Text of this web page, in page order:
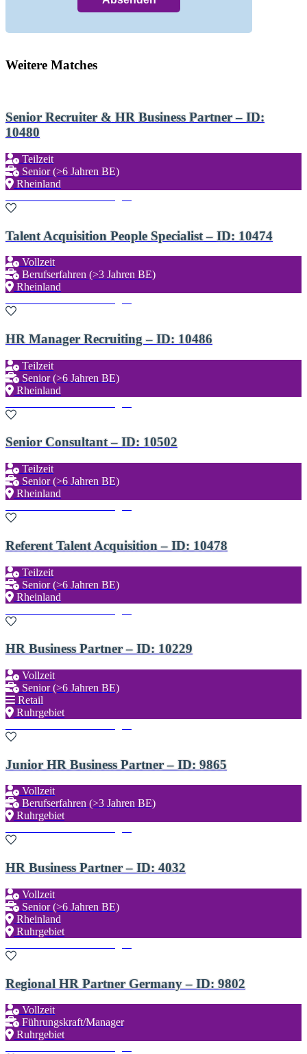
Weitere Matches
Senior Recruiter & HR Business Partner – ID:
10480
Teilzeit
Senior (>6 Jahren BE)
Rheinland
Talent Acquisition People Specialist – ID: 10474
Vollzeit
Berufserfahren (>3 Jahren BE)
Rheinland
HR Manager Recruiting – ID: 10486
Teilzeit
Senior (>6 Jahren BE)
Rheinland
Senior Consultant – ID: 10502
Teilzeit
Senior (>6 Jahren BE)
Rheinland
Referent Talent Acquisition – ID: 10478
Teilzeit
Senior (>6 Jahren BE)
Rheinland
HR Business Partner – ID: 10229
Vollzeit
Senior (>6 Jahren BE)
Retail
Ruhrgebiet
Junior HR Business Partner – ID: 9865
Vollzeit
Berufserfahren (>3 Jahren BE)
Ruhrgebiet
HR Business Partner – ID: 4032
Vollzeit
Senior (>6 Jahren BE)
Rheinland
Ruhrgebiet
Regional HR Partner Germany – ID: 9802
Vollzeit
Führungskraft/Manager
Ruhrgebiet